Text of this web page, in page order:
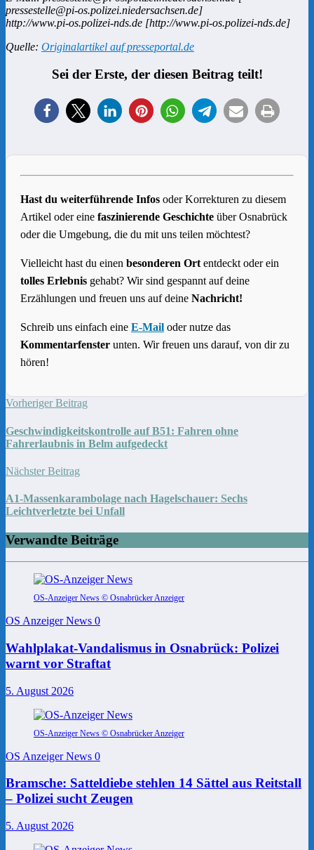
pressestelle@pi-os.polizei.niedersachsen.de]
http://www.pi-os.polizei-nds.de [http://www.pi-os.polizei-nds.de]
Quelle: Originalartikel auf presseportal.de
Sei der Erste, der diesen Beitrag teilt!
Hast du weiterführende Infos oder Korrekturen zu diesem
Artikel oder eine faszinierende Geschichte über Osnabrück
oder die Umgebung, die du mit uns teilen möchtest?
Vielleicht hast du einen besonderen Ort entdeckt oder ein
tolles Erlebnis gehabt? Wir sind gespannt auf deine
Erzählungen und freuen uns auf deine Nachricht!
Schreib uns einfach eine E-Mail oder nutze das
Kommentarfenster unten. Wir freuen uns darauf, von dir zu
hören!
Vorheriger Beitrag
Geschwindigkeitskontrolle auf B51: Fahren ohne
Fahrerlaubnis in Belm aufgedeckt
Nächster Beitrag
A1-Massenkarambolage nach Hagelschauer: Sechs
Leichtverletzte bei Unfall
Verwandte Beiträge
OS-Anzeiger News © Osnabrücker Anzeiger
OS Anzeiger News 0
Wahlplakat-Vandalismus in Osnabrück: Polizei
warnt vor Straftat
5. August 2026
OS-Anzeiger News © Osnabrücker Anzeiger
OS Anzeiger News 0
Bramsche: Satteldiebe stehlen 14 Sättel aus Reitstall
– Polizei sucht Zeugen
5. August 2026